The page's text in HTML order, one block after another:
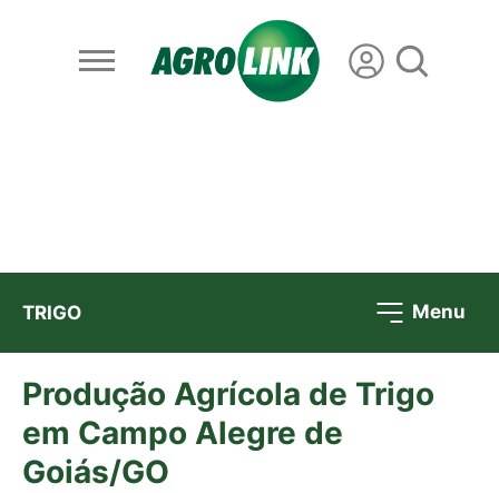
TRIGO Menu
Produção Agrícola de Trigo
em Campo Alegre de
Goiás/GO